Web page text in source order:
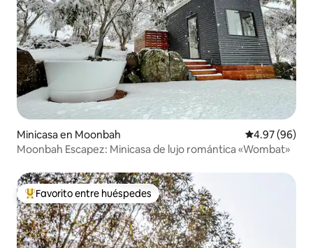
Minicasa en Moonbah Calificación
4.97 (96)
Moonbah Escapez: Minicasa de lujo romántica «Wombat»
Favorito entre huéspedes preferido
Favorito entre huéspedes